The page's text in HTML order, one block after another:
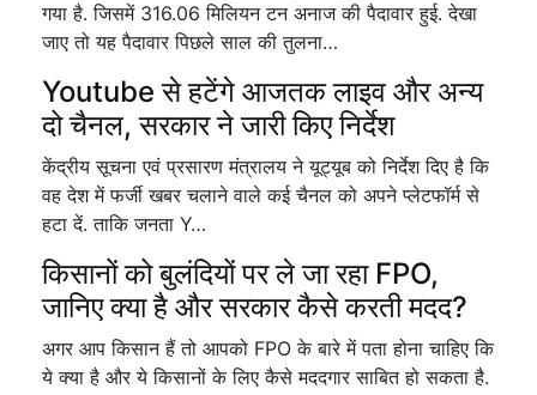
गया है. जिसमें 316.06 मिलियन टन अनाज की पैदावार हुई. देखा
जाए तो यह पैदावार पिछले साल की तुलना…
Youtube से हटेंगे आजतक लाइव और अन्य
दो चैनल, सरकार ने जारी किए निर्देश
केंद्रीय सूचना एवं प्रसारण मंत्रालय ने यूट्यूब को निर्देश दिए है कि
वह देश में फर्जी खबर चलाने वाले कई चैनल को अपने प्लेटफॉर्म से
हटा दें. ताकि जनता Y…
किसानों को बुलंदियों पर ले जा रहा FPO,
जानिए क्या है और सरकार कैसे करती मदद?
अगर आप किसान हैं तो आपको FPO के बारे में पता होना चाहिए कि
ये क्या है और ये किसानों के लिए कैसे मददगार साबित हो सकता है.